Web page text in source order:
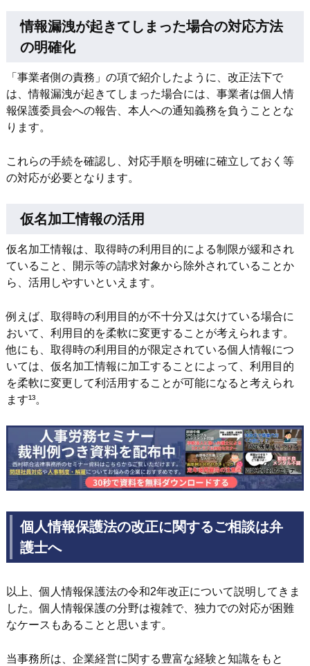
情報漏洩が起きてしまった場合の対応方法
の明確化
「事業者側の責務」の項で紹介したように、改正法下で
は、情報漏洩が起きてしまった場合には、事業者は個人情
報保護委員会への報告、本人への通知義務を負うこととな
ります。
これらの手続を確認し、対応手順を明確に確立しておく等
の対応が必要となります。
仮名加工情報の活用
仮名加工情報は、取得時の利用目的による制限が緩和され
ていること、開示等の請求対象から除外されていることか
ら、活用しやすいといえます。
例えば、取得時の利用目的が不十分又は欠けている場合に
おいて、利用目的を柔軟に変更することが考えられます。
他にも、取得時の利用目的が限定されている個人情報につ
いては、仮名加工情報に加工することによって、利用目的
を柔軟に変更して利活用することが可能になると考えられ
ます¹³。
個人情報保護法の改正に関するご相談は弁
護士へ
以上、個人情報保護法の令和2年改正について説明してきま
した。個人情報保護の分野は複雑で、独力での対応が困難
なケースもあることと思います。
当事務所は、企業経営に関する豊富な経験と知識をもと